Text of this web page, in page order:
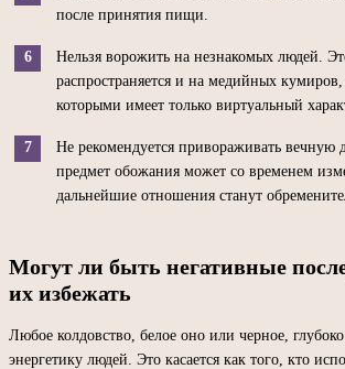
после принятия пищи.
Нельзя ворожить на незнакомых людей.
распространяется и на медийных кумиров,
которыми имеет только виртуальный
Не рекомендуется привораживать вечную
предмет обожания может со временем
дальнейшие отношения станут
Могут ли быть негативные
их избежать
Любое колдовство, белое оно или черное, глубоко
энергетику людей. Это касается как того, кто